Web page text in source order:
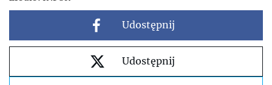
Udostępnij
Udostępnij